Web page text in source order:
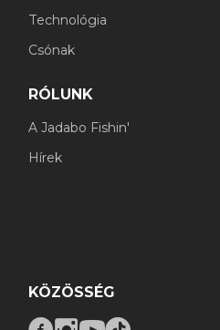
Technológia
Csónak
RÓLUNK
A Jadabo Fishin'
Hírek
KÖZÖSSÉG